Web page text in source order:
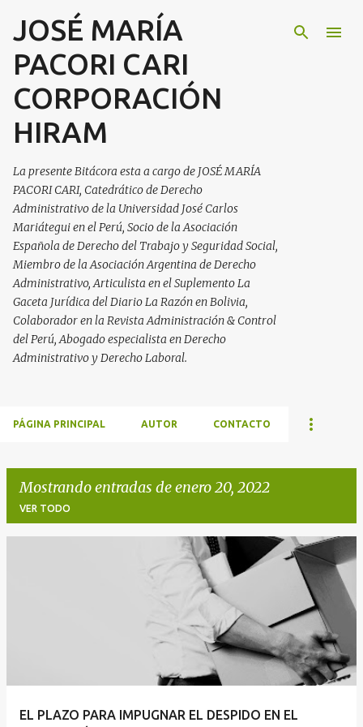
Ir al contenido principal
JOSÉ MARÍA
PACORI CARI
CORPORACIÓN
HIRAM
La presente Bitácora esta a cargo de JOSÉ MARÍA
PACORI CARI, Catedrático de Derecho
Administrativo de la Universidad José Carlos
Mariátegui en el Perú, Socio de la Asociación
Española de Derecho del Trabajo y Seguridad Social,
Miembro de la Asociación Argentina de Derecho
Administrativo, Articulista en el Suplemento La
Gaceta Jurídica del Diario La Razón en Bolivia,
Colaborador en la Revista Administración & Control
del Perú, Abogado especialista en Derecho
Administrativo y Derecho Laboral.
PÁGINA PRINCIPAL AUTOR CONTACTO
Mostrando entradas de enero 20, 2022
VER TODO
EL PLAZO PARA IMPUGNAR EL DESPIDO EN EL